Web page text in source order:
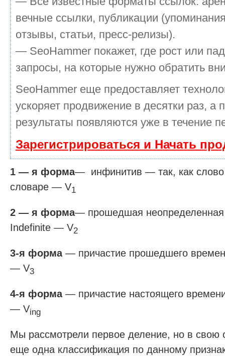
вечные ссылки, публикации
отзывы, статьи, пресс-релизы).
— SeoHammer покажет, где рост или
запросы, на которые нужно обратить
SeoHammer еще предоставляет
ускоряет продвижение в десятки раз, а
результаты появляются уже в течение
Зарегистрироваться и Начать
1 — я форма— инфинитив — так, как слово
словаре — V1
2 — я форма— прошедшая
Indefinite — V2
3-я форма— причастие прошедшего
— V3
4-я форма— причастие настоящего
— Ving
Мы рассмотрели первое деление, но в свою
еще одна классификация по данному